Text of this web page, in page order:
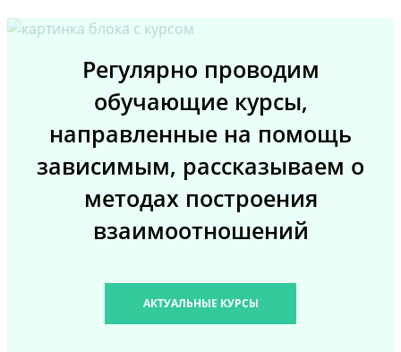
Регулярно проводим
обучающие курсы,
направленные на помощь
зависимым, рассказываем о
методах построения
взаимоотношений
АКТУАЛЬНЫЕ КУРСЫ